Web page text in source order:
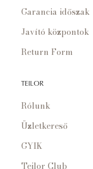
Garancia időszak
Javító központok
Return Form
TEILOR
Rólunk
Üzletkereső
GYIK
Teilor Club